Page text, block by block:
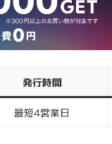
発行時間
最短4営業日